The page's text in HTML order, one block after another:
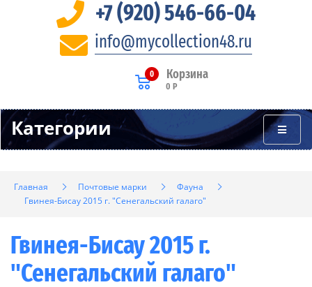
+7 (920) 546-66-04
info@mycollection48.ru
Корзина
0
0 Р
Категории
Главная Почтовые марки
Фауна
Гвинея-Бисау 2015 г. "Сенегальский галаго"
Гвинея-Бисау 2015 г.
"Сенегальский галаго"